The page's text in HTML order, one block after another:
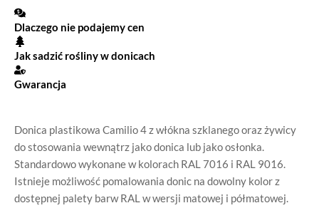
Donica plastikowa Camilio 4 z włókna szklanego oraz żywicy
do stosowania wewnątrz jako donica lub jako osłonka.
Standardowo wykonane w kolorach RAL 7016 i RAL 9016.
Istnieje możliwość pomalowania donic na dowolny kolor z
dostępnej palety barw RAL w wersji matowej i półmatowej.
Dlaczego nie podajemy cen
Jak sadzić rośliny w donicach
Gwarancja